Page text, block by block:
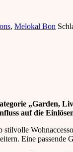
, Melokal Bon
„Garden,
auf die
stilvolle
Eine